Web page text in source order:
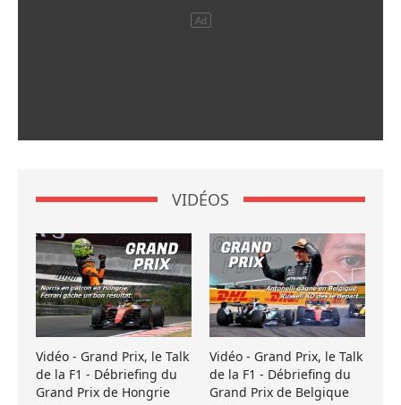
VIDÉOS
Vidéo - Grand Prix, le Talk
de la F1 - Débriefing du
Grand Prix de Hongrie
Vidéo - Grand Prix, le Talk
de la F1 - Débriefing du
Grand Prix de Belgique